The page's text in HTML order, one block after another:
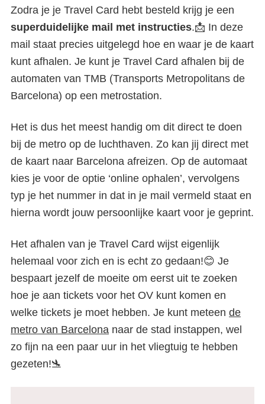
Zodra je je Travel Card hebt besteld krijg je een
superduidelijke mail met instructies.📩 In deze
mail staat precies uitgelegd hoe en waar je de kaart
kunt afhalen. Je kunt je Travel Card afhalen bij de
automaten van TMB (Transports Metropolitans de
Barcelona) op een metrostation.
Het is dus het meest handig om dit direct te doen
bij de metro op de luchthaven. Zo kan jij direct met
de kaart naar Barcelona afreizen. Op de automaat
kies je voor de optie ‘online ophalen’, vervolgens
typ je het nummer in dat in je mail vermeld staat en
hierna wordt jouw persoonlijke kaart voor je geprint.
Het afhalen van je Travel Card wijst eigenlijk
helemaal voor zich en is echt zo gedaan!😊 Je
bespaart jezelf de moeite om eerst uit te zoeken
hoe je aan tickets voor het OV kunt komen en
welke tickets je moet hebben. Je kunt meteen de
metro van Barcelona naar de stad instappen, wel
zo fijn na een paar uur in het vliegtuig te hebben
gezeten!🛬